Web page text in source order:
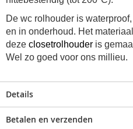
De wc rolhouder is
en in onderhoud. Het
deze closetrolhouder is
Wel zo goed voor ons millieu.
Details
Betalen en verzenden